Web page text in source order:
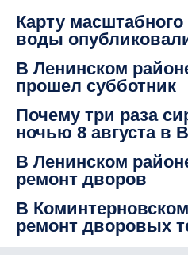
Карту
воды
В Ленинском
прошел субботник
Почему три раза
ночью 8 августа в
В Ленинском
ремонт дворов
В
ремонт дворовых